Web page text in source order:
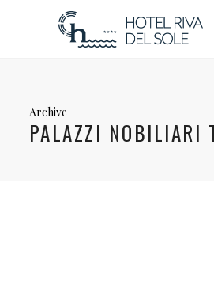
Archive
PALAZZI NOBILIARI